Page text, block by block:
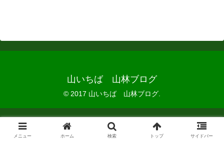
山いちば 山林ブログ
© 2017 山いちば 山林ブログ.
メニュー ホーム 検索 トップ サイドバー